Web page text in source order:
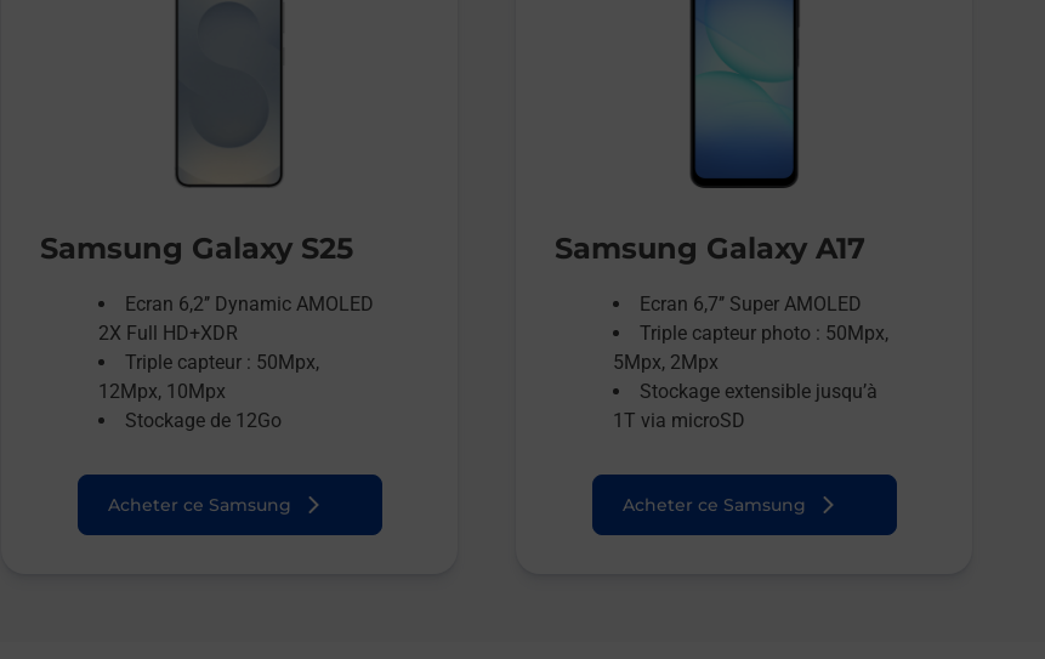
Samsung Galaxy S25
Ecran 6,2’’ Dynamic AMOLED
2X Full HD+XDR
Triple capteur : 50Mpx,
12Mpx, 10Mpx
Stockage de 12Go
Acheter ce Samsung
Samsung Galaxy A17
Ecran 6,7’’ Super AMOLED
Triple capteur photo : 50Mpx,
5Mpx, 2Mpx
Stockage extensible jusqu’à
1T via microSD
Acheter ce Samsung